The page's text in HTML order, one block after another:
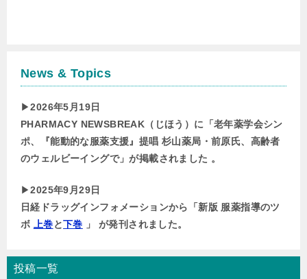
News & Topics
▶︎2026年5月19日
PHARMACY NEWSBREAK（じほう）に「老年薬学会シン
ポ、『能動的な服薬支援』提唱 杉山薬局・前原氏、高齢者
のウェルビーイングで」が掲載されました 。
▶︎2025年9月29日
日経ドラッグインフォメーションから「新版 服薬指導のツ
ボ
上巻と下巻 」 が発刊されました。
▶︎2025年4月16日
ココロ薬局コラムにて、
投稿一覧